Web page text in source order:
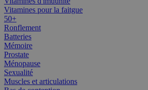
Vitamines pour la faitgue
50+
Ronflement
Batteries
Mémoire
Prostate
Ménopause
Sexualité
Muscles et articulations